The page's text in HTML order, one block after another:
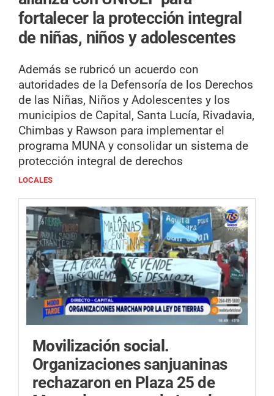
fortalecer la protección integral
de niñas, niños y adolescentes
Además se rubricó un acuerdo con
autoridades de la Defensoría de los Derechos
de las Niñas, Niños y Adolescentes y los
municipios de Capital, Santa Lucía, Rivadavia,
Chimbas y Rawson para implementar el
programa MUNA y consolidar un sistema de
protección integral de derechos
LOCALES
Movilización social.
Organizaciones sanjuaninas
rechazaron en Plaza 25 de